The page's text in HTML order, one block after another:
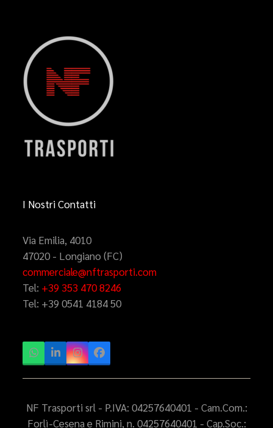
I Nostri Contatti
Via Emilia, 4010
47020 - Longiano (FC)
commerciale@nftrasporti.com
Tel: +39 353 470 8246
Tel: +39 0541 4184 50
Whatsapp
LinkedInInstagramFacebook
NF Trasporti srl - P.IVA: 04257640401 - Cam.Com.:
Forlì-Cesena e Rimini, n. 04257640401 - Cap.Soc.: